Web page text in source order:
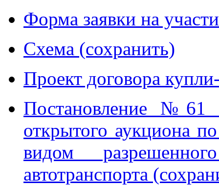
Форма заявки на
Схема (сохранить)
Проект договора
Постановление №61
открытого аукциона
видом
автотранспорта